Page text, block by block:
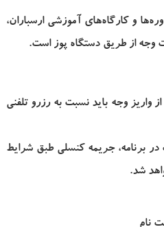
و کارگاه‌های آموزشی ارسباران،
وجه از طریق دستگاه پوز است.
وجه باید نسبت به رزرو تلفنی
برنامه، جریمه کنسلی طبق شرایط
شد.
نام